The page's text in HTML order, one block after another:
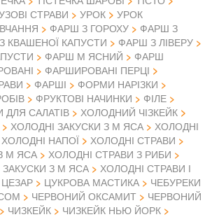
СТРАВИ УРОК
УРОК
ФАРШ З ГОРОХУ
ФАРШ З
КВАШЕНОЇ КАПУСТИ
ФАРШ З ЛІВЕРУ
ФАРШ М ЯСНИЙ
ФАРШ
ФАРШИРОВАНІ ПЕРЦІ
ФАРШІ
ФОРМИ НАРІЗКИ
ФРУКТОВІ НАЧИНКИ
ФІЛЕ
ДЛЯ САЛАТІВ
ХОЛОДНИЙ ЧІЗКЕЙК
ХОЛОДНІ ЗАКУСКИ З М ЯСА
ХОЛОДНІ
ХОЛОДНІ НАПОЇ
ХОЛОДНІ СТРАВИ
М ЯСА
ХОЛОДНІ СТРАВИ З РИБИ
ЗАКУСКИ З М ЯСА
ХОЛОДНІ СТРАВИ І
ЦЕЗАР ЦУКРОВА МАСТИКА
ЧЕБУРЕКИ
ЧЕРВОНИЙ ОКСАМИТ
ЧЕРВОНИЙ
ЧИЗКЕЙК
ЧИЗКЕЙК НЬЮ ЙОРК